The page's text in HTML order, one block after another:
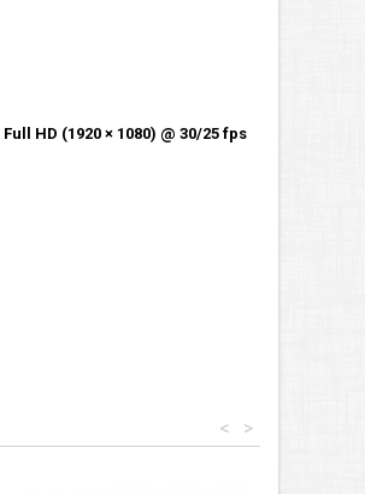
Full HD (1920 × 1080) @ 30/25 fps
>
<